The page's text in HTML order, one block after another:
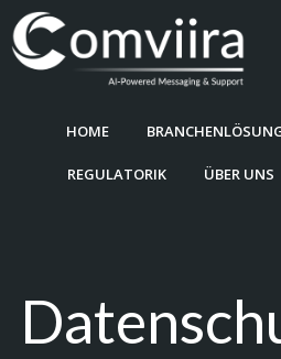
HOME
REGULATORIK ÜBER UNS